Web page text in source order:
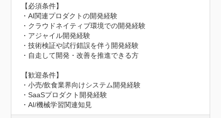
【必須条件】
・AI関連プロダクトの開発経験
・クラウドネイティブ環境での開発経験
・アジャイル開発経験
・技術検証や試行錯誤を伴う開発経験
・自走して開発・改善を推進できる方
【歓迎条件】
・小売/飲食業界向けシステム開発経験
・SaaSプロダクト開発経験
・AI/機械学習関連知見